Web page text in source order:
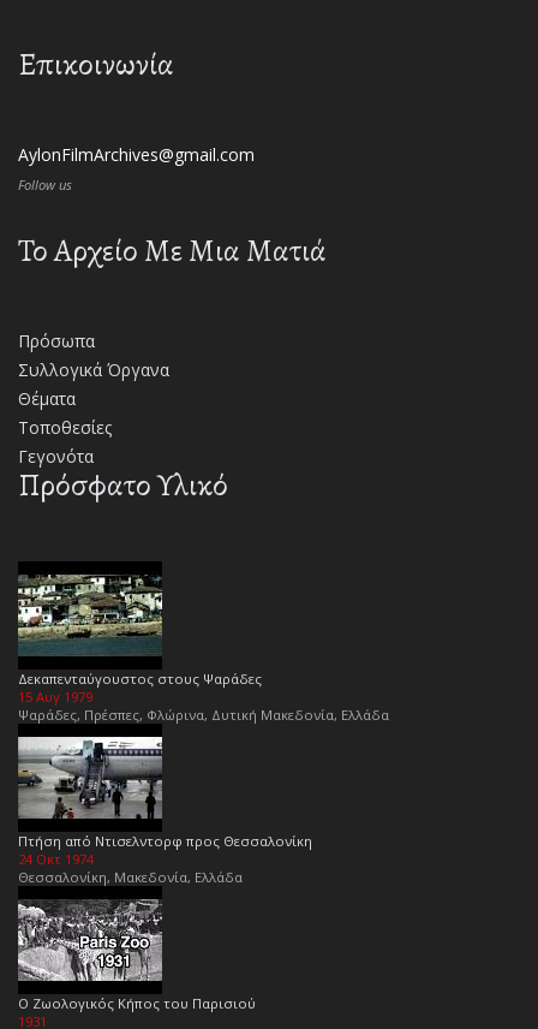
Επικοινωνία
AylonFilmArchives@gmail.com
Follow us
Το Αρχείο Με Μια Ματιά
Πρόσωπα
Συλλογικά Όργανα
Θέματα
Τοποθεσίες
Γεγονότα
Πρόσφατο Υλικό
Δεκαπενταύγουστος στους Ψαράδες
15 Αυγ 1979
Ψαράδες, Πρέσπες, Φλώρινα, Δυτική Μακεδονία, Ελλάδα
Πτήση από Ντισελντορφ προς Θεσσαλονίκη
24 Οκτ 1974
Θεσσαλονίκη, Μακεδονία, Ελλάδα
Ο Ζωολογικός Κήπος του Παρισιού
1931